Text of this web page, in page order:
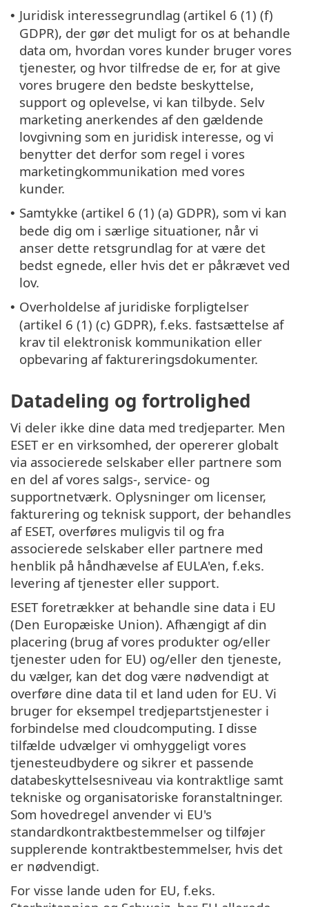
• Juridisk interessegrundlag (artikel 6 (1) (f)
GDPR), der gør det muligt for os at behandle
data om, hvordan vores kunder bruger vores
tjenester, og hvor tilfredse de er, for at give
vores brugere den bedste beskyttelse,
support og oplevelse, vi kan tilbyde. Selv
marketing anerkendes af den gældende
lovgivning som en juridisk interesse, og vi
benytter det derfor som regel i vores
marketingkommunikation med vores
kunder.
• Samtykke (artikel 6 (1) (a) GDPR), som vi kan
bede dig om i særlige situationer, når vi
anser dette retsgrundlag for at være det
bedst egnede, eller hvis det er påkrævet ved
lov.
• Overholdelse af juridiske forpligtelser
(artikel 6 (1) (c) GDPR), f.eks. fastsættelse af
krav til elektronisk kommunikation eller
opbevaring af faktureringsdokumenter.
Datadeling og fortrolighed
Vi deler ikke dine data med tredjeparter. Men
ESET er en virksomhed, der opererer globalt
via associerede selskaber eller partnere som
en del af vores salgs-, service- og
supportnetværk. Oplysninger om licenser,
fakturering og teknisk support, der behandles
af ESET, overføres muligvis til og fra
associerede selskaber eller partnere med
henblik på håndhævelse af EULA'en, f.eks.
levering af tjenester eller support.
ESET foretrækker at behandle sine data i EU
(Den Europæiske Union). Afhængigt af din
placering (brug af vores produkter og/eller
tjenester uden for EU) og/eller den tjeneste,
du vælger, kan det dog være nødvendigt at
overføre dine data til et land uden for EU. Vi
bruger for eksempel tredjepartstjenester i
forbindelse med cloudcomputing. I disse
tilfælde udvælger vi omhyggeligt vores
tjenesteudbydere og sikrer et passende
databeskyttelsesniveau via kontraktlige samt
tekniske og organisatoriske foranstaltninger.
Som hovedregel anvender vi EU's
standardkontraktbestemmelser og tilføjer
supplerende kontraktbestemmelser, hvis det
er nødvendigt.
For visse lande uden for EU, f.eks.